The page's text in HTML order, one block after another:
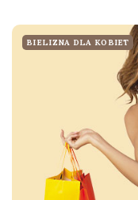
BIELIZNA DLA KOBIET